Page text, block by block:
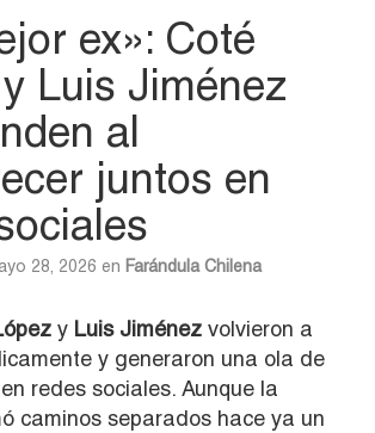
ex»: Coté
Luis Jiménez
al
juntos en
28, 2026 en Farándula Chilena
y Luis Jiménez volvieron a
y generaron una ola de
redes sociales. Aunque la
caminos separados hace ya un